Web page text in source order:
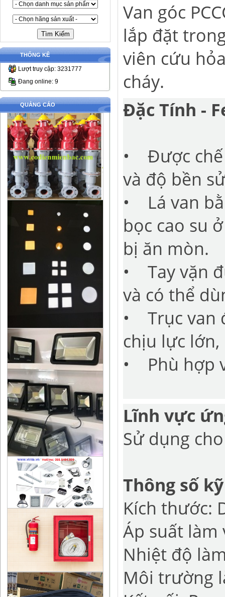
THỐNG KÊ
Lượt truy cập: 3231777
Đang online: 9
QUẢNG CÁO
Van góc
lắp đặt
viên cứu
cháy.
Đặc Tính -
• Được chế
và độ bền
• Lá van
bọc cao su
bị ăn mòn.
• Tay vặn
và có thể
• Trục van
chịu lực
• Phù hợp
Lĩnh vực
Sử dụng
Thông số
Kích thước:
Áp suất làm
Nhiệt độ
Môi trường